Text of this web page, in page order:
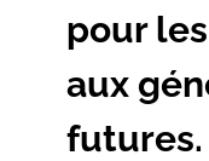
pour
aux
futures.